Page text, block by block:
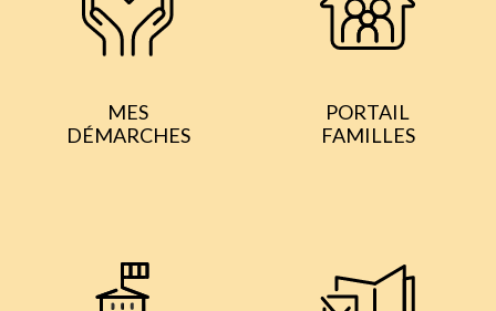
MES
DÉMARCHES
PORTAIL
FAMILLES